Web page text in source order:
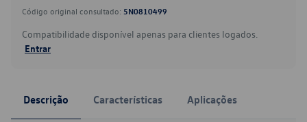
Código original consultado: 5N0810499
Compatibilidade disponível apenas para clientes logados.
Entrar
Descrição Características Aplicações